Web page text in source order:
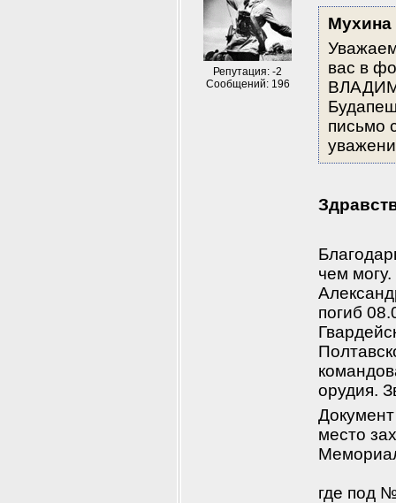
Репутация: -2
Сообщений: 196
Мухина
вас в
письмо
чем
погиб
орудия.
место
где под